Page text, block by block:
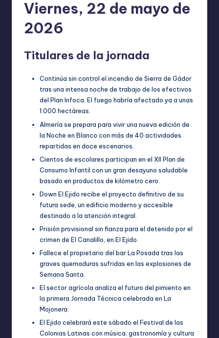
Viernes, 22 de mayo de
2026
Titulares de la jornada
Continúa sin control el incendio de Sierra de Gádor
tras una intensa noche de trabajo de los efectivos
del Plan Infoca. El fuego habría afectado ya a unas
1.000 hectáreas.
Almería se prepara para vivir una nueva edición de
la Noche en Blanco con más de 40 actividades
repartidas en doce escenarios.
Cientos de escolares participan en el XII Plan de
Consumo Infantil con un gran desayuno saludable
basado en productos de kilómetro cero.
Down El Ejido recibe el proyecto definitivo de su
futura sede, un edificio moderno y accesible
destinado a la atención integral.
Prisión provisional sin fianza para el detenido por el
crimen de El Canalillo, en El Ejido.
Fallece el propietario del bar La Posada tras las
graves quemaduras sufridas en las explosiones de
Semana Santa.
El sector agrícola analiza el futuro del pimiento en
la primera Jornada Técnica celebrada en La
Mojonera.
El Ejido celebrará este sábado el Festival de las
Colonias Latinas con música, gastronomía y cultura